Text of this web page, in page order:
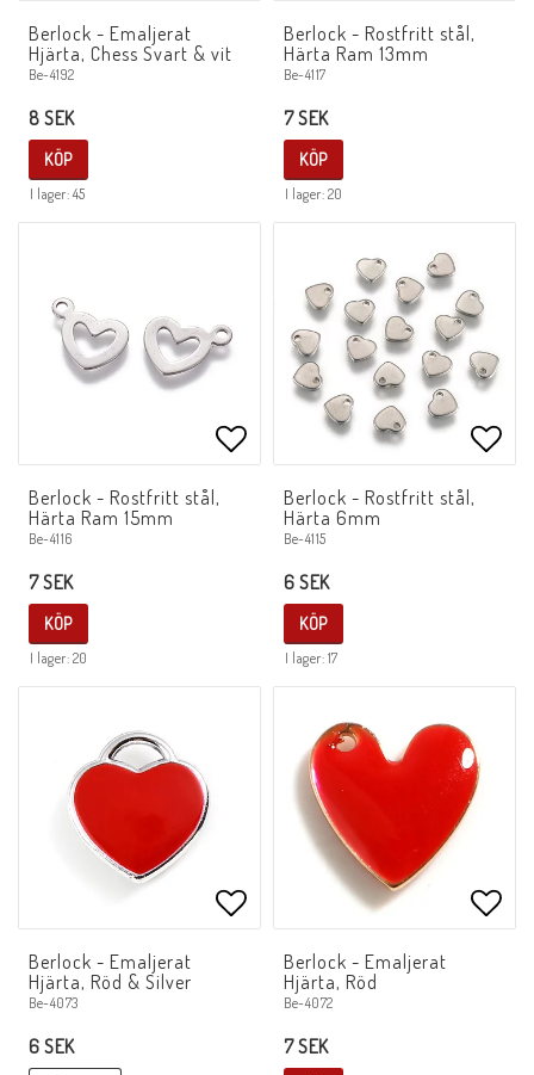
Lägg till i favoritlistan
Berlock - Emaljerat
Hjärta, Chess Svart & vit
Be-4192
8 SEK
I lager: 45
KÖP
Berlock - Rostfritt stål,
Härta Ram 13mm
Be-4117
7 SEK
I lager: 20
KÖP
Lägg till i favoritlistan
Berlock - Rostfritt stål,
Härta Ram 15mm
Be-4116
7 SEK
I lager: 20
KÖP
Berlock - Rostfritt stål,
Härta 6mm
Be-4115
6 SEK
I lager: 17
KÖP
Lägg till i favoritlistan
Berlock - Emaljerat
Hjärta, Röd & Silver
Be-4073
6 SEK
Berlock - Emaljerat
Hjärta, Röd
Be-4072
7 SEK